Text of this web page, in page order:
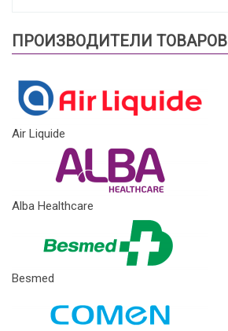
ПРОИЗВОДИТЕЛИ ТОВАРОВ
Air Liquide
Alba Healthcare
Besmed